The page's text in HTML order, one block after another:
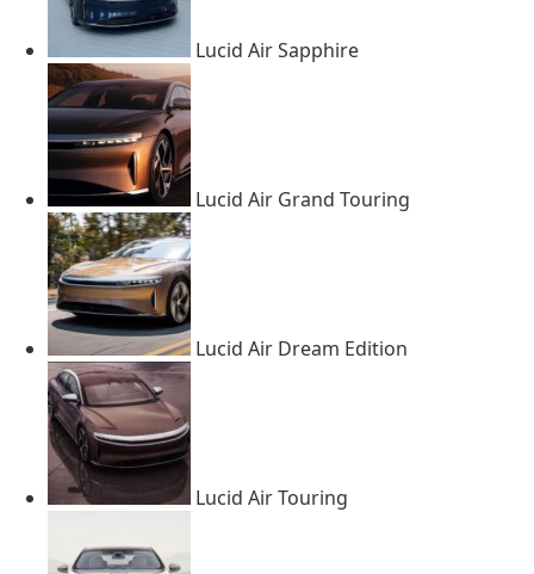
Lucid Air Sapphire
Lucid Air Grand Touring
Lucid Air Dream Edition
Lucid Air Touring